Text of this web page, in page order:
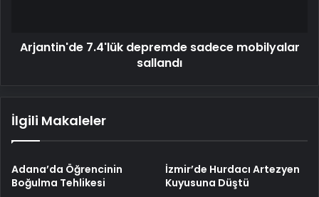
Arjantin'de 7.4'lük depremde sadece mobilyalar
sallandı
İlgili Makaleler
Adana’da Öğrencinin
Boğulma Tehlikesi
İzmir’de Hurdacı Artezyen
Kuyusuna Düştü